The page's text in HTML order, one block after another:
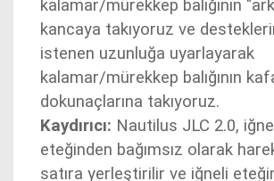
kalamar/mürekkep balığının
kancaya takıyoruz ve
istenen uzunluğa uyarlayarak
kalamar/mürekkep balığının
dokunaçlarına takıyoruz.
Kaydırıcı: Nautilus JLC 2.0,
eteğinden bağımsız olarak
satıra yerleştirilir ve iğneli